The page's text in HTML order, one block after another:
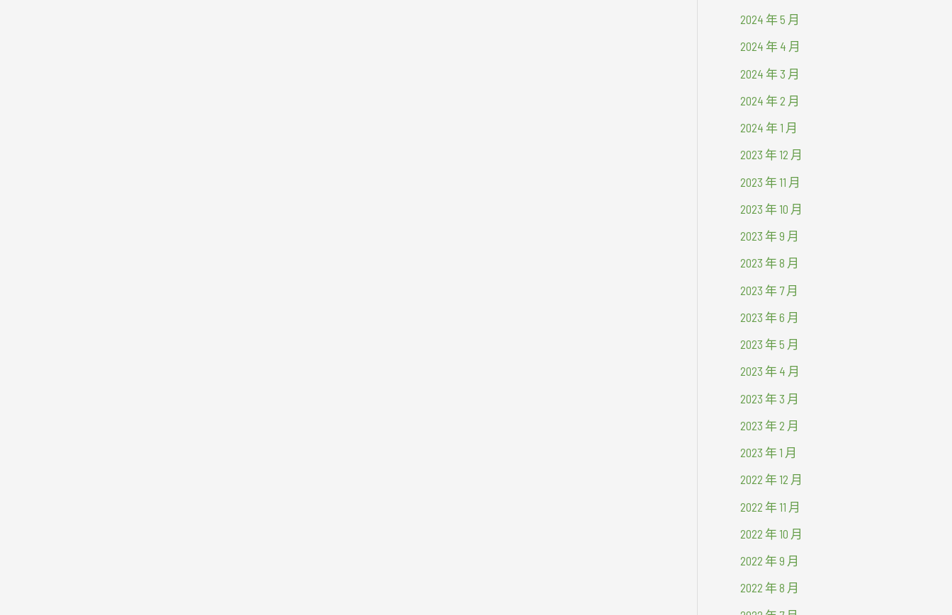
2024 年 5 月
2024 年 4 月
2024 年 3 月
2024 年 2 月
2024 年 1 月
2023 年 12 月
2023 年 11 月
2023 年 10 月
2023 年 9 月
2023 年 8 月
2023 年 7 月
2023 年 6 月
2023 年 5 月
2023 年 4 月
2023 年 3 月
2023 年 2 月
2023 年 1 月
2022 年 12 月
2022 年 11 月
2022 年 10 月
2022 年 9 月
2022 年 8 月